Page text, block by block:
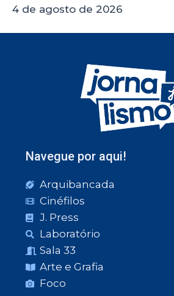
4 de agosto de 2026
Navegue por aqui!
Arquibancada
Cinéfilos
J. Press
Laboratório
Sala 33
Arte e Grafia
Foco